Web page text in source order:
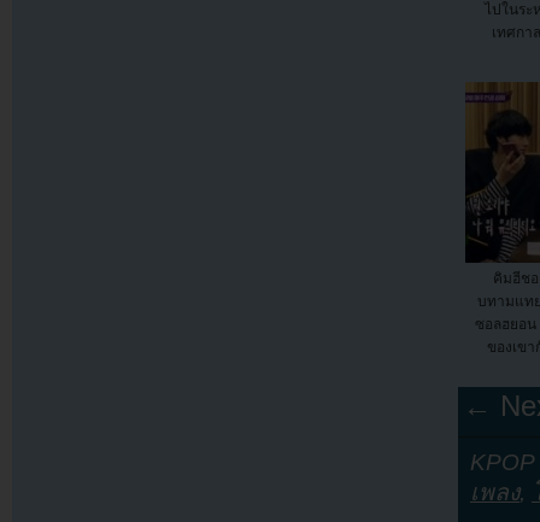
ไปในระ
เทศกา
คิมฮีช
บทามแท
ซอลฮยอน
ของเข
←
เพลง,